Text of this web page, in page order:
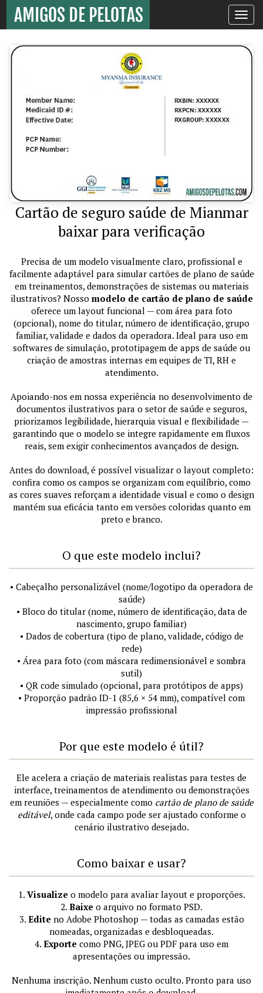
Toggle
Cartão de seguro saúde de Mianmar
baixar para verificação
Precisa de um modelo visualmente claro, profissional e
facilmente adaptável para simular cartões de plano de saúde
em treinamentos, demonstrações de sistemas ou materiais
ilustrativos? Nosso modelo de cartão de plano de saúde
oferece um layout funcional — com área para foto
(opcional), nome do titular, número de identificação, grupo
familiar, validade e dados da operadora. Ideal para uso em
softwares de simulação, prototipagem de apps de saúde ou
criação de amostras internas em equipes de TI, RH e
atendimento.
Apoiando-nos em nossa experiência no desenvolvimento de
documentos ilustrativos para o setor de saúde e seguros,
priorizamos legibilidade, hierarquia visual e flexibilidade —
garantindo que o modelo se integre rapidamente em fluxos
reais, sem exigir conhecimentos avançados de design.
Antes do download, é possível visualizar o layout completo:
confira como os campos se organizam com equilíbrio, como
as cores suaves reforçam a identidade visual e como o design
mantém sua eficácia tanto em versões coloridas quanto em
preto e branco.
O que este modelo inclui?
• Cabeçalho personalizável (nome/logotipo da operadora de
saúde)
• Bloco do titular (nome, número de identificação, data de
nascimento, grupo familiar)
• Dados de cobertura (tipo de plano, validade, código de
rede)
• Área para foto (com máscara redimensionável e sombra
sutil)
• QR code simulado (opcional, para protótipos de apps)
• Proporção padrão ID-1 (85,6 × 54 mm), compatível com
impressão profissional
Por que este modelo é útil?
Ele acelera a criação de materiais realistas para testes de
interface, treinamentos de atendimento ou demonstrações
em reuniões — especialmente como cartão de plano de saúde
editável, onde cada campo pode ser ajustado conforme o
cenário ilustrativo desejado.
Como baixar e usar?
1. Visualize o modelo para avaliar layout e proporções.
2. Baixe o arquivo no formato PSD.
3. Edite no Adobe Photoshop — todas as camadas estão
nomeadas, organizadas e desbloqueadas.
4. Exporte como PNG, JPEG ou PDF para uso em
apresentações ou impressão.
Nenhuma inscrição. Nenhum custo oculto. Pronto para uso